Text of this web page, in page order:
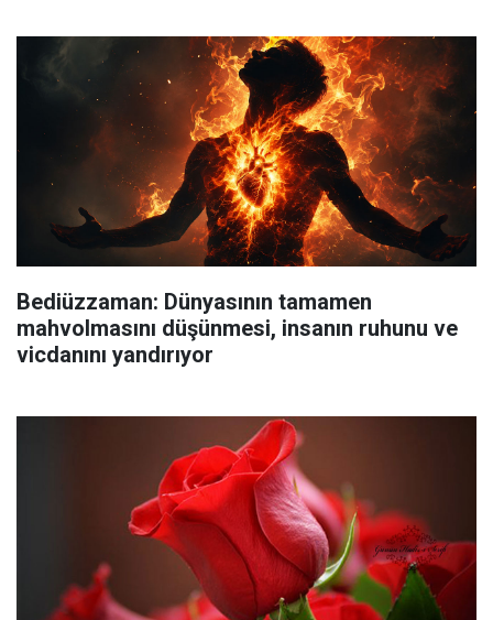
Bediüzzaman: Dünyasının tamamen
mahvolmasını düşünmesi, insanın ruhunu ve
vicdanını yandırıyor